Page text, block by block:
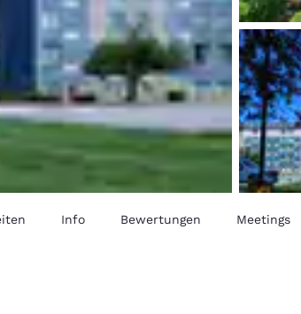
India
Info Bewertungen Meetings